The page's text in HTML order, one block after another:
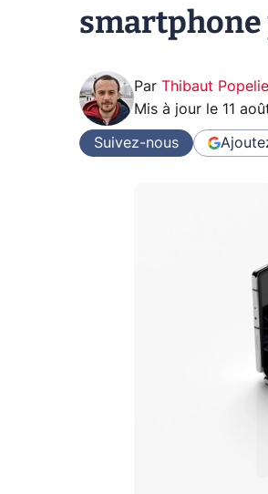
Par Thibaut
Mis à jour le 11
Suivez-nous